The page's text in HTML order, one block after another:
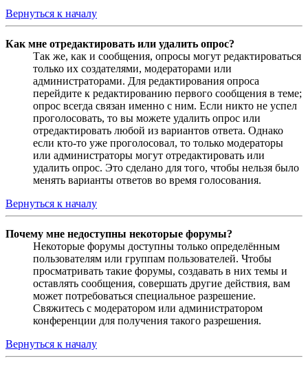
Вернуться к началу
Как мне отредактировать или удалить опрос?
Так же, как и сообщения, опросы могут редактироваться
только их создателями, модераторами или
администраторами. Для редактирования опроса
перейдите к редактированию первого сообщения в теме;
опрос всегда связан именно с ним. Если никто не успел
проголосовать, то вы можете удалить опрос или
отредактировать любой из вариантов ответа. Однако
если кто-то уже проголосовал, то только модераторы
или администраторы могут отредактировать или
удалить опрос. Это сделано для того, чтобы нельзя было
менять варианты ответов во время голосования.
Вернуться к началу
Почему мне недоступны некоторые форумы?
Некоторые форумы доступны только определённым
пользователям или группам пользователей. Чтобы
просматривать такие форумы, создавать в них темы и
оставлять сообщения, совершать другие действия, вам
может потребоваться специальное разрешение.
Свяжитесь с модератором или администратором
конференции для получения такого разрешения.
Вернуться к началу